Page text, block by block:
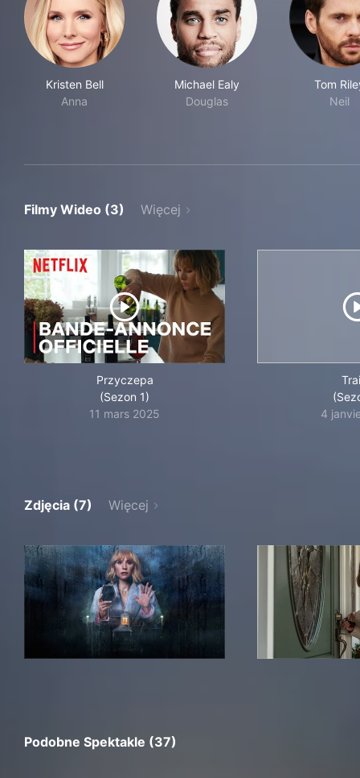
Kristen Bell
Anna
Michael Ealy
Douglas
Tom
Neil
Filmy Wideo (3) Więcej
Przyczepa
(Sezon 1)
11 mars 2025
4
Zdjęcia (7) Więcej
Podobne Spektakle (37)